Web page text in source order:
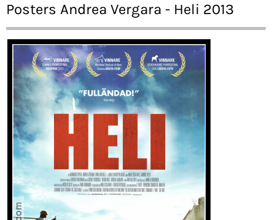
Posters Andrea Vergara - Heli 2013